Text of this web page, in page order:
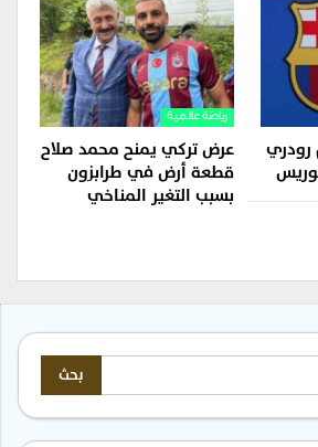
رياضة عالمية
عرض تركي يمنح محمد صلاح
قطعة أرض في طرابزون
بسبب التغير المناخي